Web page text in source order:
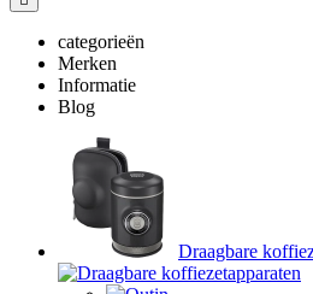
categorieën
Merken
Informatie
Blog
Draagbare